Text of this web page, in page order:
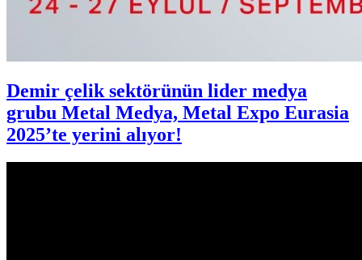
Demir çelik sektörünün lider medya
grubu Metal Medya, Metal Expo Eurasia
2025’te yerini alıyor!